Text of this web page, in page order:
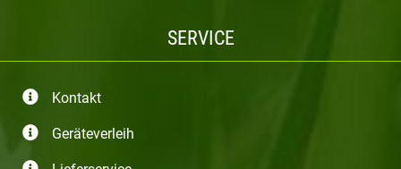
SERVICE
Kontakt
Geräteverleih